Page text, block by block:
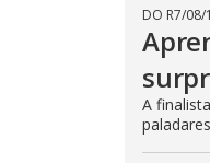
DO R7/08/
A
paladares